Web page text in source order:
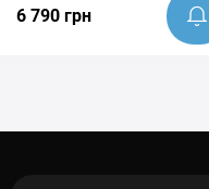
6 790 грн